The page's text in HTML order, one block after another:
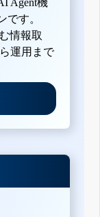
Agent機
です。
情報取
運用まで